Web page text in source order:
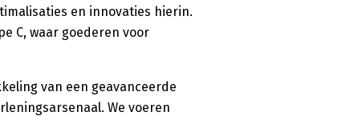
en innovaties hierin.
C, waar goederen voor
van een geavanceerde
We voeren